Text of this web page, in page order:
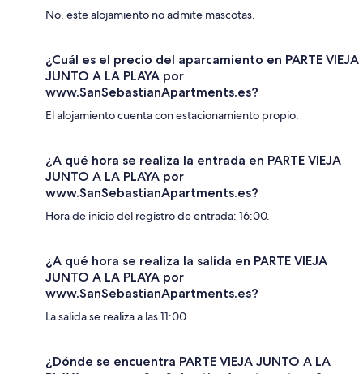
No, este alojamiento no admite mascotas.
¿Cuál es el precio del aparcamiento en PARTE VIEJA
JUNTO A LA PLAYA por
www.SanSebastianApartments.es?
El alojamiento cuenta con estacionamiento propio.
¿A qué hora se realiza la entrada en PARTE VIEJA
JUNTO A LA PLAYA por
www.SanSebastianApartments.es?
Hora de inicio del registro de entrada: 16:00.
¿A qué hora se realiza la salida en PARTE VIEJA
JUNTO A LA PLAYA por
www.SanSebastianApartments.es?
La salida se realiza a las 11:00.
¿Dónde se encuentra PARTE VIEJA JUNTO A LA